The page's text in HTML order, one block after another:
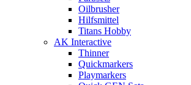
Oilbrusher
Hilfsmittel
Titans Hobby
AK Interactive
Thinner
Quickmarkers
Playmarkers